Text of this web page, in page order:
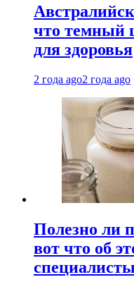
что темный
для здоровья
2 года ago2 года ago
Полезно ли
вот что об
специалисты